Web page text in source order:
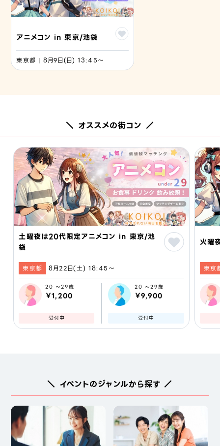
アニメコン in 東京/池袋
東京都 | 8月9日(日) 13:45〜
＼ オススメの街コン ／
土曜夜は20代限定アニメコン in 東京/池
袋
東京都 8月22日(土) 18:45〜
20 ～29歳
￥1,200
受付中
20 ～29歳
￥9,900
受付中
火曜
東京
＼ イベントのジャンルから探す ／